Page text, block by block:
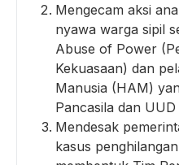
Mengecam aksi
nyawa warga sipil
Abuse of Power
Kekuasaan) dan
Manusia (HAM)
Pancasila dan UUD
Mendesak
kasus